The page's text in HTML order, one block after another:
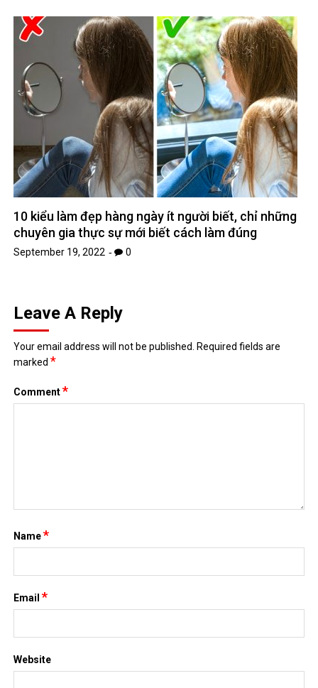
10 kiểu làm đẹp hàng ngày ít người biết, chỉ những
chuyên gia thực sự mới biết cách làm đúng
September 19, 2022 0
Leave A Reply
Your email address will not be published. Required fields are
marked*
Comment*
Name*
Email*
Website